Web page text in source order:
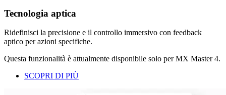
Tecnologia aptica
Ridefinisci la precisione e il controllo immersivo con feedback
aptico per azioni specifiche.
Questa funzionalità è attualmente disponibile solo per MX Master 4.
SCOPRI DI PIÙ